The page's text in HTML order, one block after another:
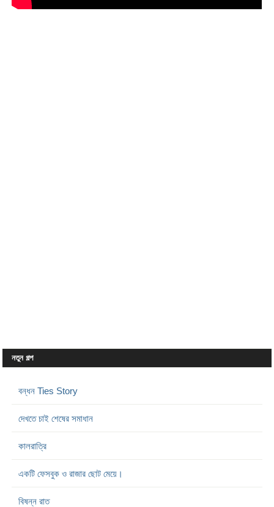
নতুন গল্প
বন্ধন Ties Story
দেখতে চাই শেষের সমাধান
কালরাত্রি
একটি ফেসবুক ও রাজার ছোট মেয়ে।
বিষন্ন রাত